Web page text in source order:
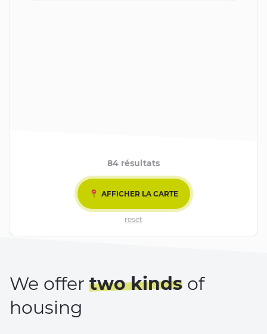
84 résultats
AFFICHER LA CARTE
reset
AFFICHER LES FILTRES
We offer two kinds of
housing